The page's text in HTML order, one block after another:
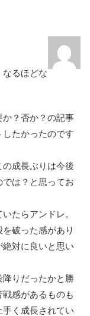
なるほどな
か？否か？の記事
たかったのです
成長ぶりは今後
は？と思ってお
たらアンドレ。
破った感があり
対に良いと思い
りだったかと勝
感があるものも
く成長されてい